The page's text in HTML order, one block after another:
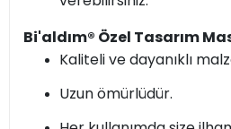
Bi'aldım® Özel Tasarım
Kaliteli ve dayanıklı
Uzun ömürlüdür.